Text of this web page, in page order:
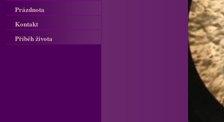
Prázdnota
Kontakt
Příběh života